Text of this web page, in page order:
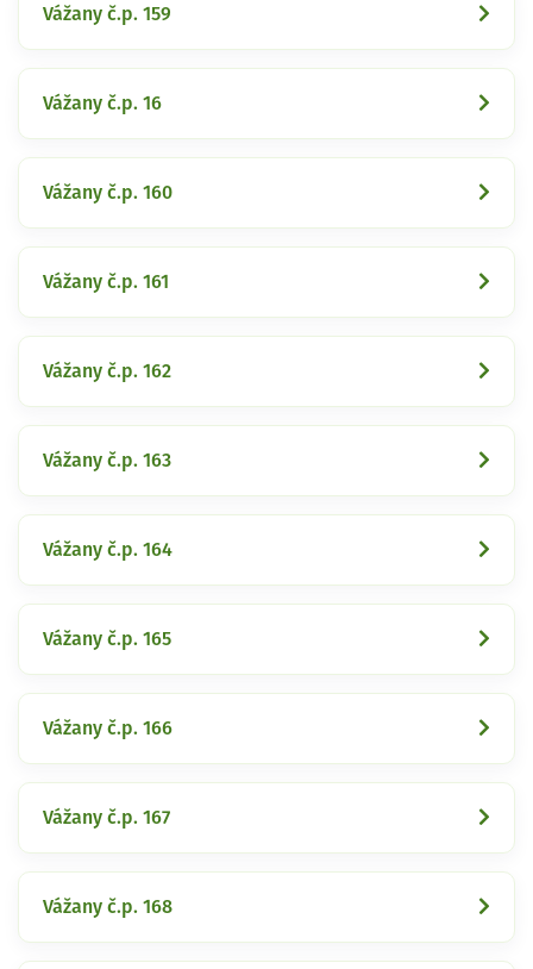
Vážany č.p. 159
Vážany č.p. 16
Vážany č.p. 160
Vážany č.p. 161
Vážany č.p. 162
Vážany č.p. 163
Vážany č.p. 164
Vážany č.p. 165
Vážany č.p. 166
Vážany č.p. 167
Vážany č.p. 168